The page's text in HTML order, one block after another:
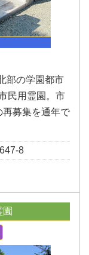
部の学園都市
民用霊園。市
再募集を通年で
8